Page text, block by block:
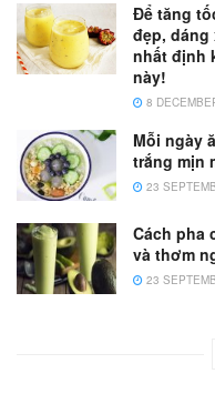
Để tăng
đẹp,
nhất định
này!
8
Mỗi ngày
trắng mịn
23
Cách pha
và thơm
23